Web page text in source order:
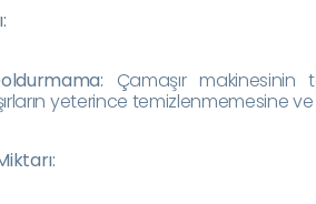
Çamaşır makinesinin
yeterince temizlenmemesine